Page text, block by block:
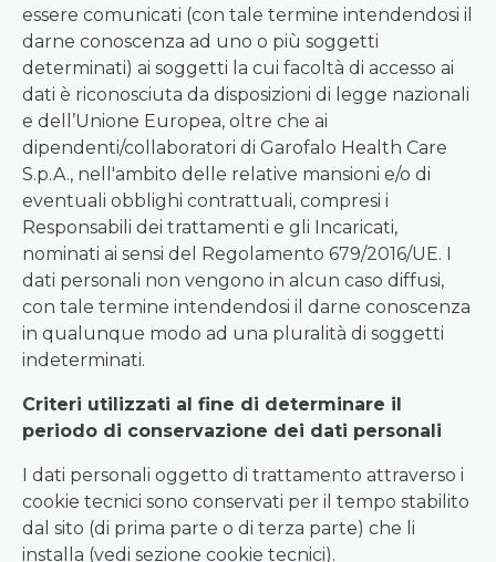
essere comunicati (con tale termine intendendosi il
darne conoscenza ad uno o più soggetti
determinati) ai soggetti la cui facoltà di accesso ai
dati è riconosciuta da disposizioni di legge nazionali
e dell’Unione Europea, oltre che ai
dipendenti/collaboratori di Garofalo Health Care
S.p.A., nell'ambito delle relative mansioni e/o di
eventuali obblighi contrattuali, compresi i
Responsabili dei trattamenti e gli Incaricati,
nominati ai sensi del Regolamento 679/2016/UE. I
dati personali non vengono in alcun caso diffusi,
con tale termine intendendosi il darne conoscenza
in qualunque modo ad una pluralità di soggetti
indeterminati.
Criteri utilizzati al fine di determinare il
periodo di conservazione dei dati personali
I dati personali oggetto di trattamento attraverso i
cookie tecnici sono conservati per il tempo stabilito
dal sito (di prima parte o di terza parte) che li
installa (vedi sezione cookie tecnici).